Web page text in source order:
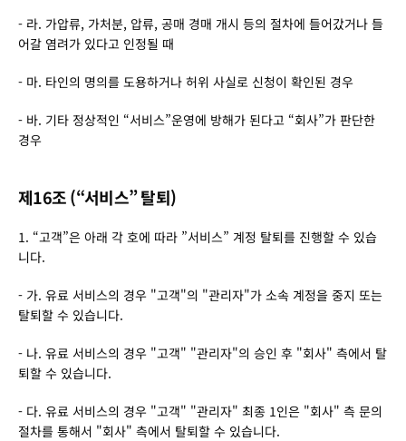
- 라. 가압류, 가처분, 압류, 공매 경매 개시 등의 절차에 들어갔거나 들
어갈 염려가 있다고 인정될 때
- 마. 타인의 명의를 도용하거나 허위 사실로 신청이 확인된 경우
- 바. 기타 정상적인 “서비스”운영에 방해가 된다고 “회사”가 판단한
경우
제16조 (“서비스” 탈퇴)
1. “고객”은 아래 각 호에 따라 ”서비스” 계정 탈퇴를 진행할 수 있습
니다.
- 가. 유료 서비스의 경우 "고객"의 "관리자"가 소속 계정을 중지 또는
탈퇴할 수 있습니다.
- 나. 유료 서비스의 경우 "고객" "관리자"의 승인 후 "회사" 측에서 탈
퇴할 수 있습니다.
- 다. 유료 서비스의 경우 "고객" "관리자" 최종 1인은 "회사" 측 문의
절차를 통해서 "회사" 측에서 탈퇴할 수 있습니다.